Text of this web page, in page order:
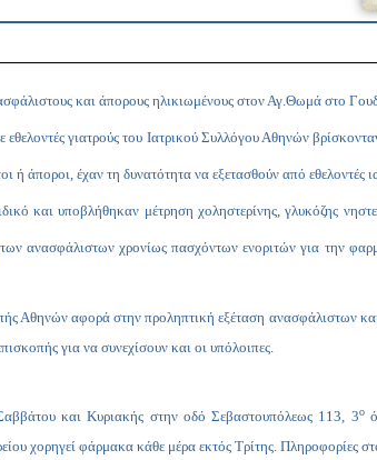
και άπορους ηλικιωμένους στον Αγ.Θωμά στο
γιατρούς του Ιατρικού Συλλόγου Αθηνών
άποροι, έχαν τη δυνατότητα να εξετασθούν από εθελοντές
και υποβλήθηκαν μέτρηση χοληστερίνης, γλυκόζης
ανασφάλιστων χρονίως πασχόντων ενοριτών για την
Αθηνών αφορά στην προληπτική εξέταση ανασφάλιστων
για να συνεχίσουν και οι υπόλοιπες.
και Κυριακής στην οδό Σεβαστουπόλεως 113, 3ο
χορηγεί φάρμακα κάθε μέρα εκτός Τρίτης. Πληροφορίες